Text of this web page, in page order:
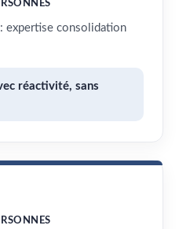
expertise consolidation
réactivité, sans